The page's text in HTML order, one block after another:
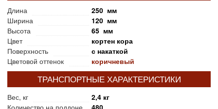
Длина
250 мм
Ширина
120 мм
Высота
65 мм
Цвет
кортен кора
Поверхность
с накаткой
Цветовой оттенок
коричневый
ТРАНСПОРТНЫЕ ХАРАКТЕРИСТИКИ
Вес, кг
2,4 кг